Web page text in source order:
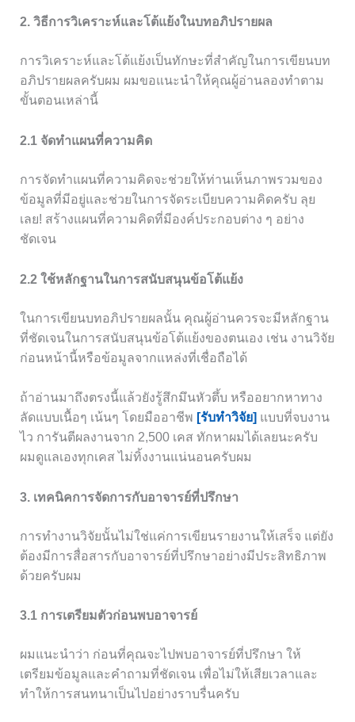
2. วิธีการวิเคราะห์และโต้แย้งในบทอภิปรายผล
การวิเคราะห์และโต้แย้งเป็นทักษะที่สำคัญในการเขียนบท
อภิปรายผลครับผม ผมขอแนะนำให้คุณผู้อ่านลองทำตาม
ขั้นตอนเหล่านี้
2.1 จัดทำแผนที่ความคิด
การจัดทำแผนที่ความคิดจะช่วยให้ท่านเห็นภาพรวมของ
ข้อมูลที่มีอยู่และช่วยในการจัดระเบียบความคิดครับ ลุย
เลย! สร้างแผนที่ความคิดที่มีองค์ประกอบต่าง ๆ อย่าง
ชัดเจน
2.2 ใช้หลักฐานในการสนับสนุนข้อโต้แย้ง
ในการเขียนบทอภิปรายผลนั้น คุณผู้อ่านควรจะมีหลักฐาน
ที่ชัดเจนในการสนับสนุนข้อโต้แย้งของตนเอง เช่น งานวิจัย
ก่อนหน้านี้หรือข้อมูลจากแหล่งที่เชื่อถือได้
ถ้าอ่านมาถึงตรงนี้แล้วยังรู้สึกมึนหัวตึ้บ หรืออยากหาทาง
ลัดแบบเนื้อๆ เน้นๆ โดยมืออาชีพ [รับทำวิจัย] แบบที่จบงาน
ไว การันตีผลงานจาก 2,500 เคส ทักหาผมได้เลยนะครับ
ผมดูแลเองทุกเคส ไม่ทิ้งงานแน่นอนครับผม
3. เทคนิคการจัดการกับอาจารย์ที่ปรึกษา
การทำงานวิจัยนั้นไม่ใช่แค่การเขียนรายงานให้เสร็จ แต่ยัง
ต้องมีการสื่อสารกับอาจารย์ที่ปรึกษาอย่างมีประสิทธิภาพ
ด้วยครับผม
3.1 การเตรียมตัวก่อนพบอาจารย์
ผมแนะนำว่า ก่อนที่คุณจะไปพบอาจารย์ที่ปรึกษา ให้
เตรียมข้อมูลและคำถามที่ชัดเจน เพื่อไม่ให้เสียเวลาและ
ทำให้การสนทนาเป็นไปอย่างราบรื่นครับ